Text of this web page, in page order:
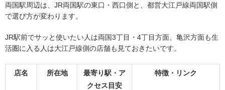
両国駅周辺は、JR両国駅の東口・西口側と、都営大江戸線両国駅側
で選び方が変わります。
JR駅前でサッと使いたい人は両国3丁目・4丁目方面、亀沢方面も生
活圏に入る人は大江戸線側の店舗も見ておきたいです。
店名 所在地
最寄り駅・ア
クセス目安
特徴・リンク